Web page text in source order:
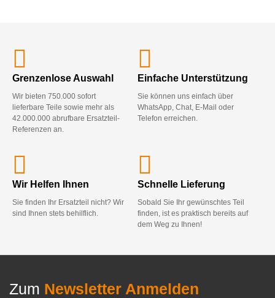
Grenzenlose Auswahl
Wir bieten 750.000 sofort
lieferbare Teile sowie mehr als
42.000.000 abrufbare Ersatzteil-
Referenzen an.
Einfache Unterstützung
Sie können uns einfach über
WhatsApp, Chat, E-Mail oder
Telefon erreichen.
Wir Helfen Ihnen
Sie finden Ihr Ersatzteil nicht? Wir
sind Ihnen stets behilflich.
Schnelle Lieferung
Sobald Sie Ihr gewünschtes Teil
finden, ist es praktisch bereits auf
dem Weg zu Ihnen!
Zum Newsletter Anmelden